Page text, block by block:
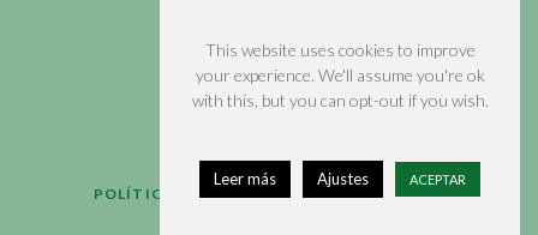
LINKEDIN
POLÍTICA DE PRIVACIDAD
AVISO LEGAL
This website uses cookies to improve
your experience. We'll assume you're ok
with this, but you can opt-out if you wish.
Leer más Ajustes ACEPTAR